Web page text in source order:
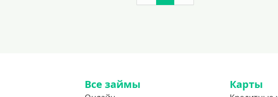
Все займы Карты